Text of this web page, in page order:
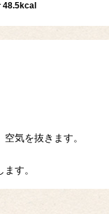
48.5kcal
気を抜きます。
す。